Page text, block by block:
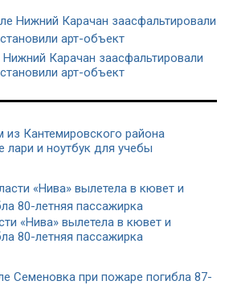
Карачан заасфальтировали
арт-объект
Кантемировского района
лари и ноутбук для учебы
«Нива» вылетела в кювет и
80-летняя пассажирка